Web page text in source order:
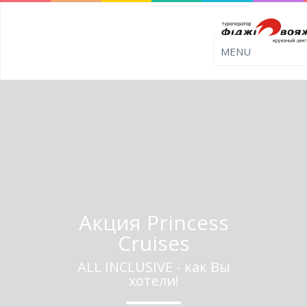
Акция Princess
Cruises
ALL INCLUSIVE - как Вы
хотели!